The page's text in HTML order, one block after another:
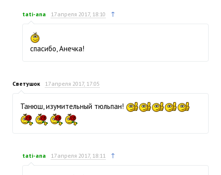
tati-ana 17 апреля 2017, 18:10 ↑
спасибо, Анечка!
Светушок 17 апреля 2017, 17:05
Танюш, изумительный тюльпан!
tati-ana 17 апреля 2017, 18:11 ↑